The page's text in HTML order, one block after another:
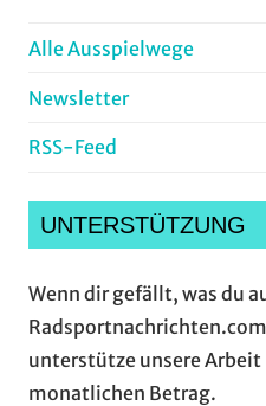
Alle Ausspielwege
Newsletter
RSS-Feed
UNTERSTÜTZUNG
Wenn dir gefällt, was du
unterstütze unsere
monatlichen Betrag.